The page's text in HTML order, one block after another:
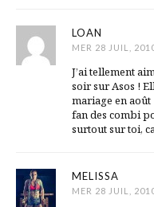
LOAN
MER 28 JUIL,
J’ai tellement
soir sur Asos !
mariage en août
fan des combi
surtout sur toi,
MELISSA
MER 28 JUIL,